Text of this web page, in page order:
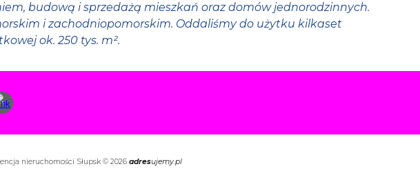
budową i sprzedażą mieszkań oraz domów jednorodzinnych.
i zachodniopomorskim. Oddaliśmy do użytku kilkaset
ok. 250 tys. m².
nieruchomości Słupsk © 2026 adresujemy.pl